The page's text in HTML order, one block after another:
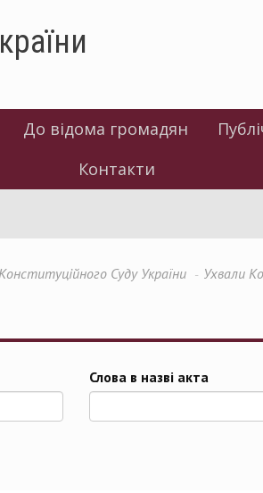
До відома громадян
Контакти
Суду України Ухвали
Слова в назві акта